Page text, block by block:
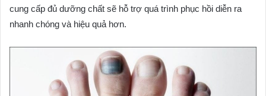
cung cấp đủ dưỡng chất sẽ hỗ trợ quá trình phục hồi diễn ra
nhanh chóng và hiệu quả hơn.